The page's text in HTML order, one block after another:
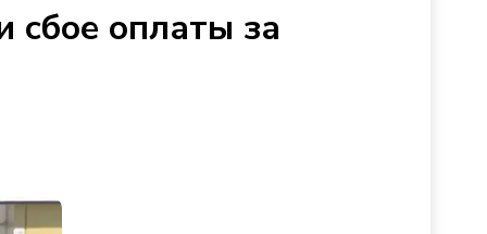
сбое оплаты за